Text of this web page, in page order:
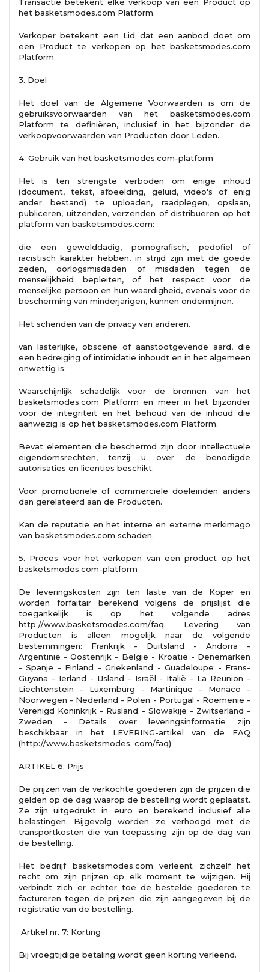
het basketsmodes.com Platform.
Verkoper betekent een Lid dat een aanbod doet om
een ​​Product te verkopen op het basketsmodes.com
Platform.
3. Doel
Het doel van de Algemene Voorwaarden is om de
gebruiksvoorwaarden van het basketsmodes.com
Platform te definiëren, inclusief in het bijzonder de
verkoopvoorwaarden van Producten door Leden.
4. Gebruik van het basketsmodes.com-platform
Het is ten strengste verboden om enige inhoud
(document, tekst, afbeelding, geluid, video's of enig
ander bestand) te uploaden, raadplegen, opslaan,
publiceren, uitzenden, verzenden of distribueren op het
platform van basketsmodes.com:
die een gewelddadig, pornografisch, pedofiel of
racistisch karakter hebben, in strijd zijn met de goede
zeden, oorlogsmisdaden of misdaden tegen de
menselijkheid bepleiten, of het respect voor de
menselijke persoon en hun waardigheid, evenals voor de
bescherming van minderjarigen, kunnen ondermijnen.
Het schenden van de privacy van anderen.
van lasterlijke, obscene of aanstootgevende aard, die
een bedreiging of intimidatie inhoudt en in het algemeen
onwettig is.
Waarschijnlijk schadelijk voor de bronnen van het
basketsmodes.com Platform en meer in het bijzonder
voor de integriteit en het behoud van de inhoud die
aanwezig is op het basketsmodes.com Platform.
Bevat elementen die beschermd zijn door intellectuele
eigendomsrechten, tenzij u over de benodigde
autorisaties en licenties beschikt.
Voor promotionele of commerciële doeleinden anders
dan gerelateerd aan de Producten.
Kan de reputatie en het interne en externe merkimago
van basketsmodes.com schaden.
5. Proces voor het verkopen van een product op het
basketsmodes.com-platform
De leveringskosten zijn ten laste van de Koper en
worden forfaitair berekend volgens de prijslijst die
toegankelijk is op het volgende adres
http://www.basketsmodes.com/faq. Levering van
Producten is alleen mogelijk naar de volgende
bestemmingen: Frankrijk - Duitsland - Andorra -
Argentinië - Oostenrijk - België - Kroatië - Denemarken
- Spanje - Finland - Griekenland - Guadeloupe - Frans-
Guyana - Ierland - IJsland - Israël - Italië - La Reunion -
Liechtenstein - Luxemburg - Martinique - Monaco -
Noorwegen - Nederland - Polen - Portugal - Roemenië -
Verenigd Koninkrijk - Rusland - Slowakije - Zwitserland -
Zweden - Details over leveringsinformatie zijn
beschikbaar in het LEVERING-artikel van de FAQ
(http://www.basketsmodes. com/faq)
ARTIKEL 6: Prijs
De prijzen van de verkochte goederen zijn de prijzen die
gelden op de dag waarop de bestelling wordt geplaatst.
Ze zijn uitgedrukt in euro en berekend inclusief alle
belastingen. Bijgevolg worden ze verhoogd met de
transportkosten die van toepassing zijn op de dag van
de bestelling.
Het bedrijf basketsmodes.com verleent zichzelf het
recht om zijn prijzen op elk moment te wijzigen. Hij
verbindt zich er echter toe de bestelde goederen te
factureren tegen de prijzen die zijn aangegeven bij de
registratie van de bestelling.
Artikel nr. 7: Korting
Bij vroegtijdige betaling wordt geen korting verleend.